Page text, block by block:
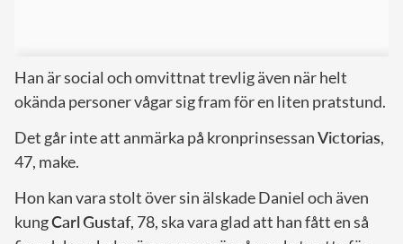
Han är social och omvittnat trevlig även när helt
okända personer vågar sig fram för en liten pratstund.
Det går inte att anmärka på kronprinsessanVictorias,
47, make.
Hon kan vara stolt över sin älskade Daniel och även
kungCarlGustaf, 78, ska vara glad att han fått en så